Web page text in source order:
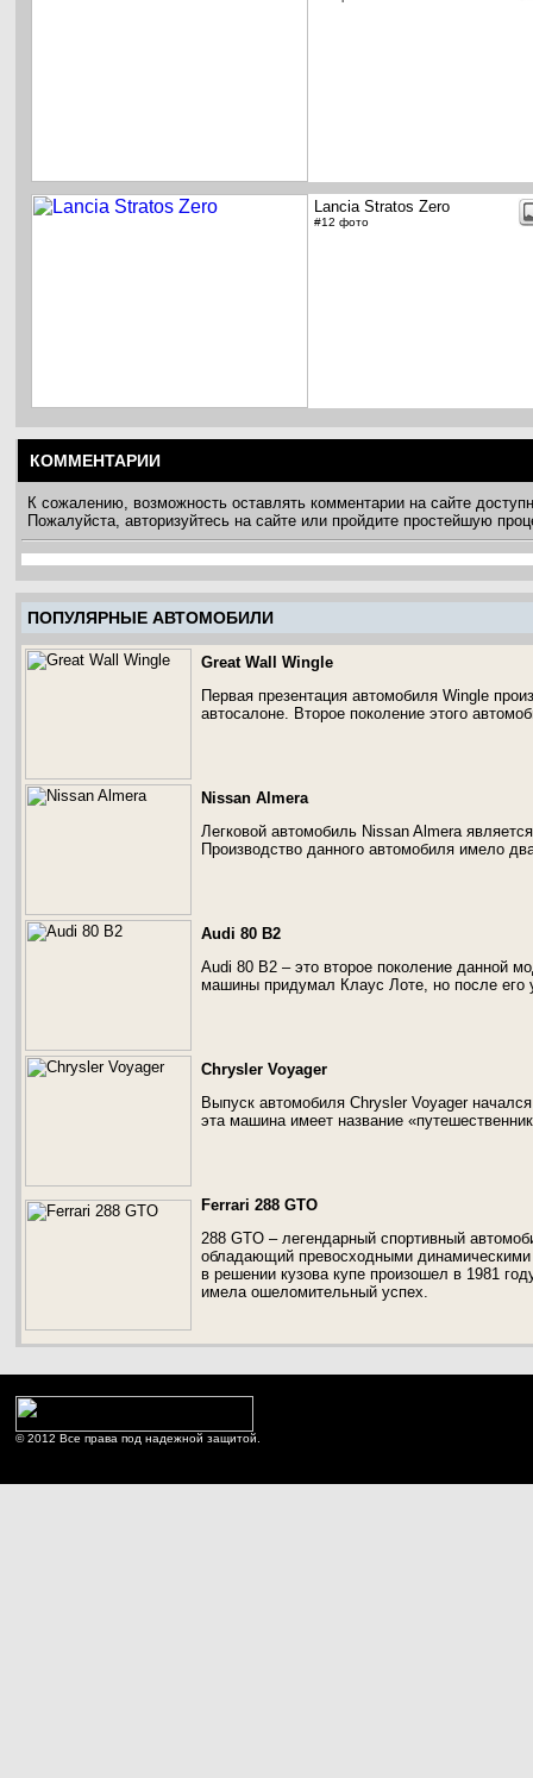
Lancia Stratos Zero
#12 фото
КОММЕНТАРИИ
К сожалению, возможность оставлять комментарии на сайте
Пожалуйста, авторизуйтесь на сайте или пройдите простейшую
ПОПУЛЯРНЫЕ АВТОМОБИЛИ
Great Wall Wingle
Первая презентация автомобиля Wingle
автосалоне. Второе поколение этого
Nissan Almera
Легковой автомобиль Nissan Almera
Производство данного автомобиля имело
Audi 80 B2
Audi 80 B2 – это второе поколение данной
машины придумал Клаус Лоте, но после
Chrysler Voyager
Выпуск автомобиля Chrysler Voyager
эта машина имеет название
Ferrari 288 GTO
288 GTO – легендарный спортивный
обладающий превосходными
в решении кузова купе произошел в 1981
имела ошеломительный успех.
© 2012 Все права под надежной защитой.